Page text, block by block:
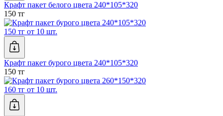
Крафт пакет белого цвета 240*105*320
150 тг
150 тг от 10 шт.
Крафт пакет бурого цвета 240*105*320
150 тг
160 тг от 10 шт.